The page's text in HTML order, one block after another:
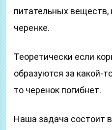
питательных
черенке.
Теоретически если
образуются за какой-
то черенок погибнет.
Наша задача состоит